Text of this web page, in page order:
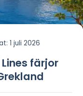
: 1 juli 2026
färjor